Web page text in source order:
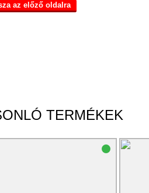
az előző oldalra
TERMÉKEK